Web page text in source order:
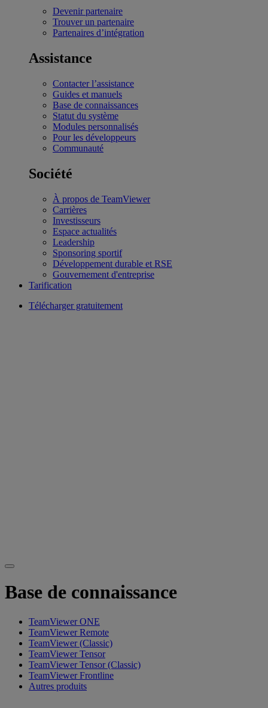
Devenir partenaire
Trouver un partenaire
Partenaires d’intégration
Assistance
Contacter l’assistance
Guides et manuels
Base de connaissances
Statut du système
Modules personnalisés
Pour les développeurs
Communauté
Société
À propos de TeamViewer
Carrières
Investisseurs
Espace actualités
Leadership
Sponsoring sportif
Développement durable et RSE
Gouvernement d'entreprise
Tarification
Télécharger gratuitement
Base de connaissance
TeamViewer ONE
TeamViewer Remote
TeamViewer (Classic)
TeamViewer Tensor
TeamViewer Tensor (Classic)
TeamViewer Frontline
Autres produits